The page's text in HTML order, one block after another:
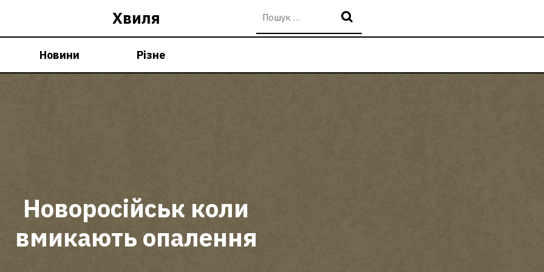
Хвиля
Новини Різне
Новоросійськ коли
вмикають опалення